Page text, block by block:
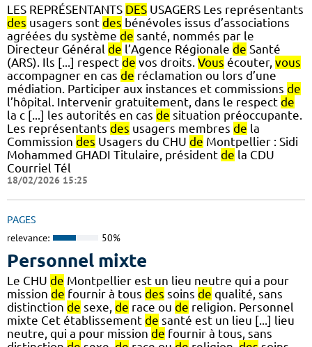
LES REPRÉSENTANTS DES USAGERS Les représentants
des usagers sont des bénévoles issus d’associations
agréées du système de santé, nommés par le
Directeur Général de l’Agence Régionale de Santé
(ARS). Ils [...] respect de vos droits. Vous écouter, vous
accompagner en cas de réclamation ou lors d’une
médiation. Participer aux instances et commissions de
l’hôpital. Intervenir gratuitement, dans le respect de
la c [...] les autorités en cas de situation préoccupante.
Les représentants des usagers membres de la
Commission des Usagers du CHU de Montpellier : Sidi
Mohammed GHADI Titulaire, président de la CDU
Courriel Tél
18/02/2026 15:25
PAGES
relevance: 50%
Personnel mixte
Le CHU de Montpellier est un lieu neutre qui a pour
mission de fournir à tous des soins de qualité, sans
distinction de sexe, de race ou de religion. Personnel
mixte Cet établissement de santé est un lieu [...] lieu
neutre, qui a pour mission de fournir à tous, sans